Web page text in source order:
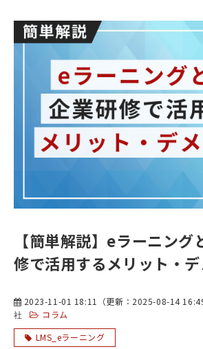
【簡単解説】eラーニング
修で活用するメリット・
2023-11-01 18:11 （更新： 2025-08-14
社
コラム
LMS_eラーニング